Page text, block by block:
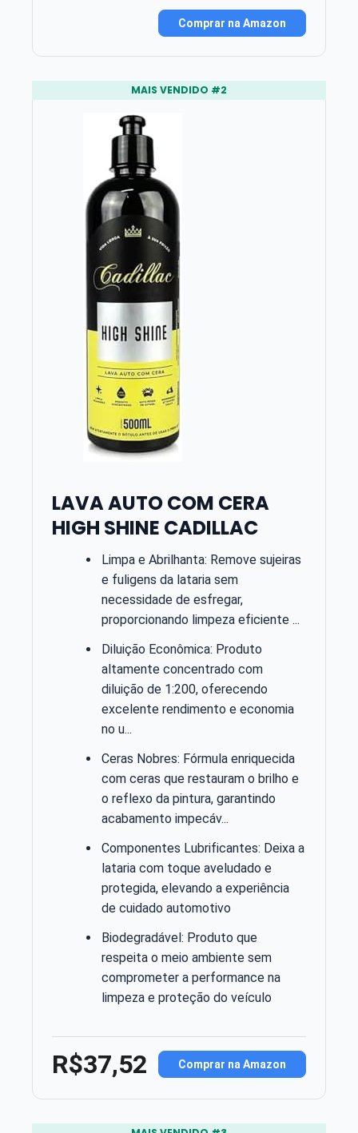
Comprar na Amazon
MAIS VENDIDO #2
LAVA AUTO COM CERA
HIGH SHINE CADILLAC
Limpa e Abrilhanta: Remove sujeiras
e fuligens da lataria sem
necessidade de esfregar,
proporcionando limpeza eficiente ...
Diluição Econômica: Produto
altamente concentrado com
diluição de 1:200, oferecendo
excelente rendimento e economia
no u...
Ceras Nobres: Fórmula enriquecida
com ceras que restauram o brilho e
o reflexo da pintura, garantindo
acabamento impecáv...
Componentes Lubrificantes: Deixa a
lataria com toque aveludado e
protegida, elevando a experiência
de cuidado automotivo
Biodegradável: Produto que
respeita o meio ambiente sem
comprometer a performance na
limpeza e proteção do veículo
R$37,52 Comprar na Amazon